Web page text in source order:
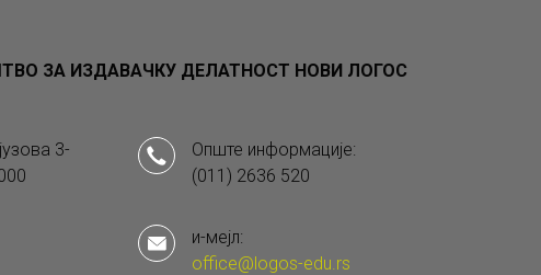
ЗА ИЗДАВАЧКУ ДЕЛАТНОСТ НОВИ ЛОГОС
3-
Опште информације:
(011) 2636 520
и-мејл:
office@logos-edu.rs